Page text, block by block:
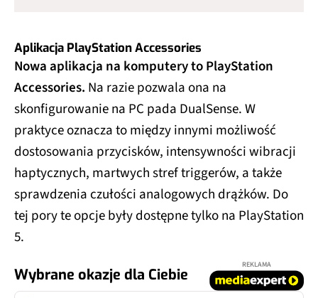
Aplikacja PlayStation Accessories
Nowa aplikacja na komputery to PlayStation
Accessories. Na razie pozwala ona na
skonfigurowanie na PC pada DualSense. W
praktyce oznacza to między innymi możliwość
dostosowania przycisków, intensywności wibracji
haptycznych, martwych stref triggerów, a także
sprawdzenia czułości analogowych drążków. Do
tej pory te opcje były dostępne tylko na PlayStation
5.
Wybrane okazje dla Ciebie
REKLAMA